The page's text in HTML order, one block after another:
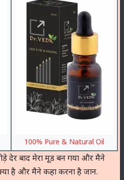
100% Pure & Natural Oil
देर बाद मेरा मूड बन गया और मैने
है और मैने कहा करना है जान.